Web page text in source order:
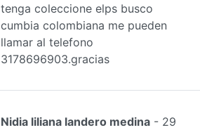
tenga coleccione elps busco
cumbia colombiana me pueden
llamar al telefono
3178696903.gracias
Nidia liliana landero medina - 29